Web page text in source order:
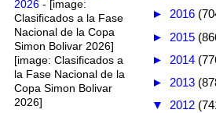
2026 - [image:
Clasificados a la Fase
Nacional de la Copa
Simon Bolivar 2026]
[image: Clasificados a
la Fase Nacional de la
Copa Simon Bolivar
2026]
► 2016
► 2015
► 2014
► 2013
▼ 2012